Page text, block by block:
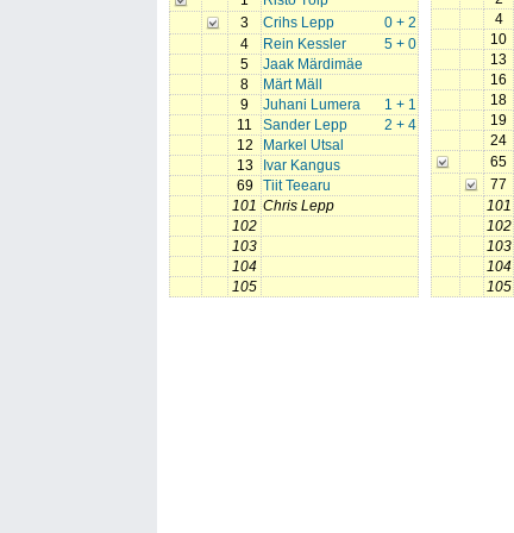
3
0 + 2
Crihs Lepp
4
5 + 0
Rein Kessler
5
Jaak Märdimäe
8
Märt Mäll
9
1 + 1
Juhani Lumera
11
2 + 4
Sander Lepp
12
Markel Utsal
13
Ivar Kangus
69
Tiit Teearu
101 Chris Lepp
102
103
104
105
4
10
13
16
18
19
24
65
77
101
102
103
104
105